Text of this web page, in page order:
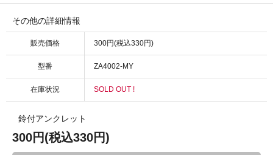
その他の詳細情報
販売価格 300円(税込330円)
型番 ZA4002-MY
在庫状況 SOLD OUT !
鈴付アンクレット
300円(税込330円)